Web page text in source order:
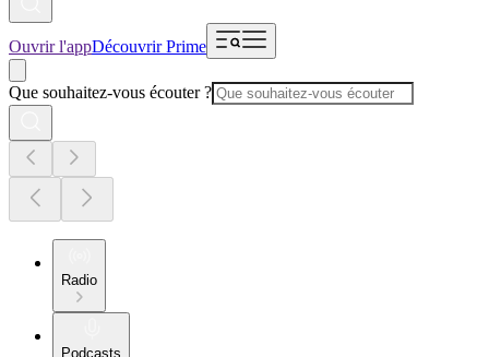
Ouvrir l'appDécouvrir Prime
Que souhaitez-vous écouter ?
Radio
Podcasts